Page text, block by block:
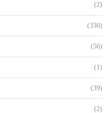
(2)
(330)
(56)
(1)
(39)
(2)